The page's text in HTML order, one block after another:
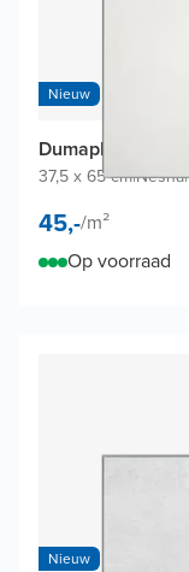
Nieuw
Dumaplast
37,5 x 65 cm|Nesna|
45,-/m²
Op voorraad
Nieuw